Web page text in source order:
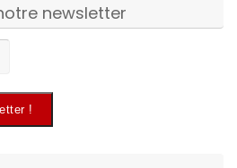
newsletter